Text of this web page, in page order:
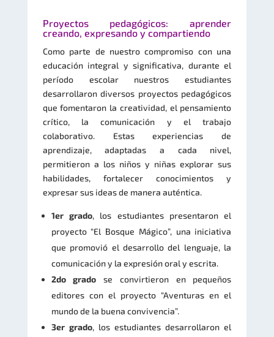
Proyectos pedagógicos: aprender
creando, expresando y compartiendo
Como parte de nuestro compromiso con una
educación integral y significativa, durante el
período escolar nuestros estudiantes
desarrollaron diversos proyectos pedagógicos
que fomentaron la creatividad, el pensamiento
crítico, la comunicación y el trabajo
colaborativo. Estas experiencias de
aprendizaje, adaptadas a cada nivel,
permitieron a los niños y niñas explorar sus
habilidades, fortalecer conocimientos y
expresar sus ideas de manera auténtica.
1er grado, los estudiantes presentaron el
proyecto “El Bosque Mágico”, una iniciativa
que promovió el desarrollo del lenguaje, la
comunicación y la expresión oral y escrita.
2do grado se convirtieron en pequeños
editores con el proyecto “Aventuras en el
mundo de la buena convivencia”.
3er grado, los estudiantes desarrollaron el